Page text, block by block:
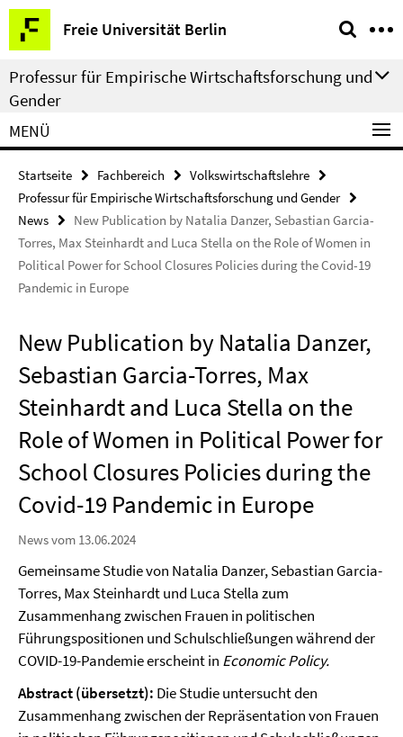
Springe
direkt
zu
Inhalt
Freie Universität Berlin
Service-
Navigation
Professur für Empirische Wirtschaftsforschung und
Gender
MENÜ
Startseite Fachbereich
Volkswirtschaftslehre
Professur für Empirische Wirtschaftsforschung und Gender
News
New Publication by Natalia Danzer, Sebastian Garcia-
Torres, Max Steinhardt and Luca Stella on the Role of Women in
Political Power for School Closures Policies during the Covid-19
Pandemic in Europe
New Publication by Natalia Danzer,
Sebastian Garcia-Torres, Max
Steinhardt and Luca Stella on the
Role of Women in Political Power for
School Closures Policies during the
Covid-19 Pandemic in Europe
News vom 13.06.2024
Gemeinsame Studie von Natalia Danzer, Sebastian Garcia-
Torres, Max Steinhardt und Luca Stella zum
Zusammenhang zwischen Frauen in politischen
Führungspositionen und Schulschließungen während der
COVID-19-Pandemie erscheint in Economic Policy.
Abstract (übersetzt): Die Studie untersucht den
Zusammenhang zwischen der Repräsentation von Frauen